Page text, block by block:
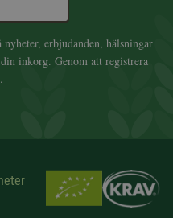
erbjudanden, hälsningar
inkorg. Genom att registrera
.